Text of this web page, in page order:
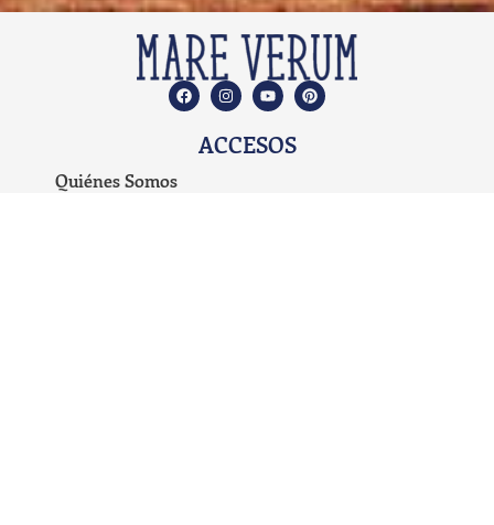
ACCESOS
Quiénes Somos